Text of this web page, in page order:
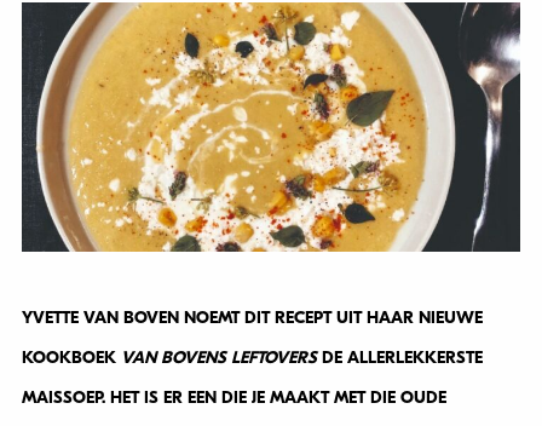
YVETTE VAN BOVEN NOEMT DIT RECEPT UIT HAAR NIEUWE
KOOKBOEK VAN BOVENS LEFTOVERSDE ALLERLEKKERSTE
MAISSOEP. HET IS ER EEN DIE JE MAAKT MET DIE OUDE